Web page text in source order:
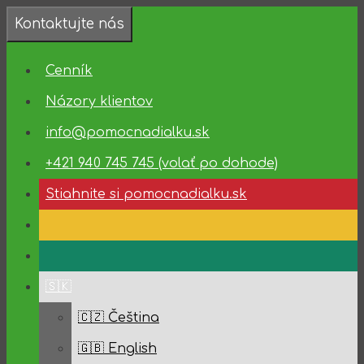
Preskočiť
❗️Dostupnosť
podpory
14.08.2026
Kontaktujte nás
Cenník
Názory klientov
info@pomocnadialku.sk
+421 940 745 745 (volať po dohode)
Stiahnite si pomocnadialku.sk
🇸🇰
🇨🇿 Čeština
🇬🇧 English